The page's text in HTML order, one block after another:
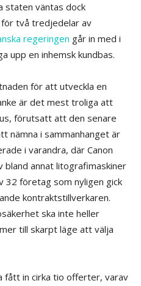
staten väntas dock
två tredjedelar av
regeringen går in med i
upp en inhemsk kundbas.
för att utveckla en
är det mest troliga att
förutsatt att den senare
nämna i sammanhanget är
i varandra, där Canon
annat litografimaskiner
32 företag som nyligen gick
kontraktstillverkaren.
ska inte heller
till skarpt läge att välja
fått in cirka tio offerter, varav